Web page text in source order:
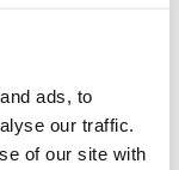
ads, to
our traffic.
of our site with
The